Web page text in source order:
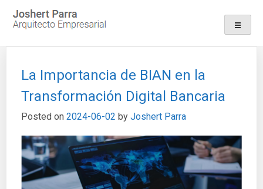
La Importancia de BIAN en la
Transformación Digital Bancaria
Posted on 2024-06-02 by Joshert Parra